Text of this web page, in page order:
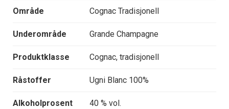
Område Cognac Tradisjonell
Underområde Grande Champagne
Produktklasse Cognac, tradisjonell
Råstoffer Ugni Blanc 100%
Alkoholprosent 40 % vol.